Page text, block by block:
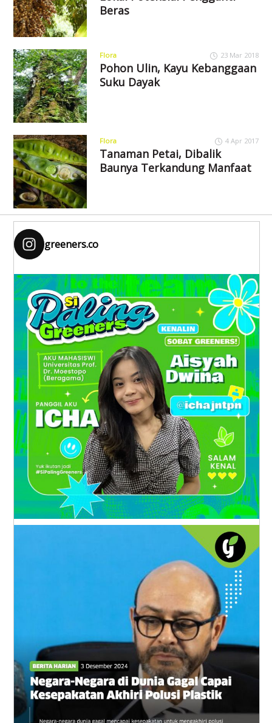
Beras
Flora 23 Mar 2018
Pohon Ulin, Kayu Kebanggaan
Suku Dayak
Flora 4 Apr 2017
Tanaman Petai, Dibalik
Baunya Terkandung Manfaat
greeners.co